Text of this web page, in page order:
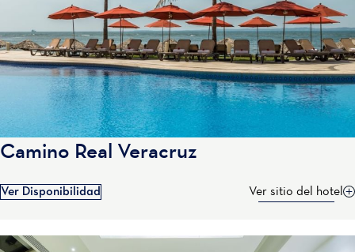
Camino Real Veracruz
Ver Disponibilidad Ver sitio del hotel